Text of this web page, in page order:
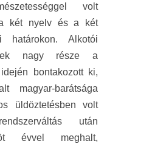
volt
két nyelv és a két
határokon. Alkotói
nagy része a
bontakozott ki,
magyar-barátsága
üldöztetésben volt
után
évvel meghalt,